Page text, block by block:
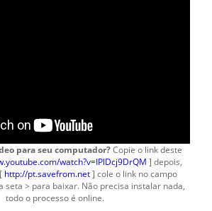
para seu computador?Copie o link deste
watch?v=IPlDcj9DrQM ] depois,
http://pt.savefrom.net] cole o link no campo
seta > para baixar. Não precisa instalar nada,
todo o processo é online.